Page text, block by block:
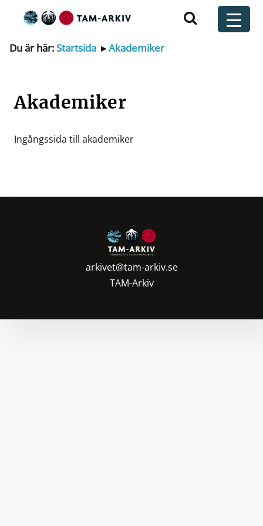
Huvudnavigering
Du är här:Startsida ▸Akademiker
Akademiker
Ingångssida till akademiker
arkivet@tam-arkiv.se
TAM-Arkiv